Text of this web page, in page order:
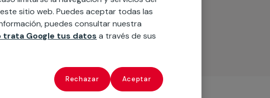
sitio web. Puedes aceptar todas las
puedes consultar nuestra
trata Google tus datos a través de sus
Rechazar Aceptar